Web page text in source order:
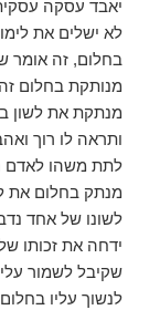
יאבד עסקה
לא ישלים את
בחלום, זה אומר
מנותקת בחלום
מנתקת את לשון
ותראה לו רוך
לתת משהו לאדם
מנתק בחלום את
לשונו של אחד
ידחה את זכותו
שקיבל לשמור
לנשוך עליו